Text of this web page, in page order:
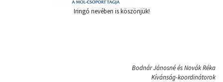
Iringó nevében is köszönjük!
Bodnár Jánosné és Novák Réka
Kívánság-koordinátorok